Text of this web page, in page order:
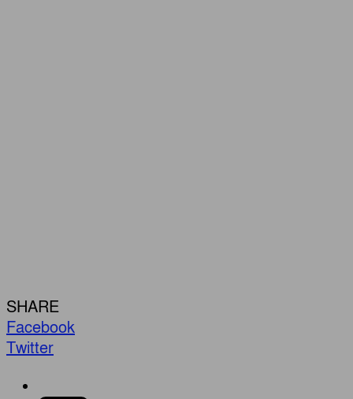
SHARE
Facebook
Twitter